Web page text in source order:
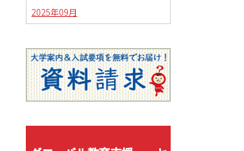
2025年09月
2025年07月
2025年06月
2025年05月
2025年04月
2025年03月